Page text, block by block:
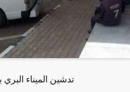
تدشين الميناء البري